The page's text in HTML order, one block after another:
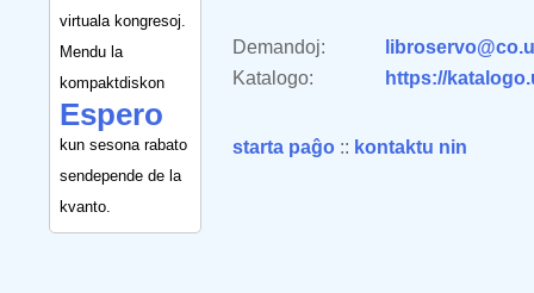
virtuala kongresoj.
Mendu la
kompaktdiskon
Espero
kun sesona rabato
sendepende de la
kvanto.
Demandoj:
Katalogo:
https://
starta paĝo :: kontaktu nin